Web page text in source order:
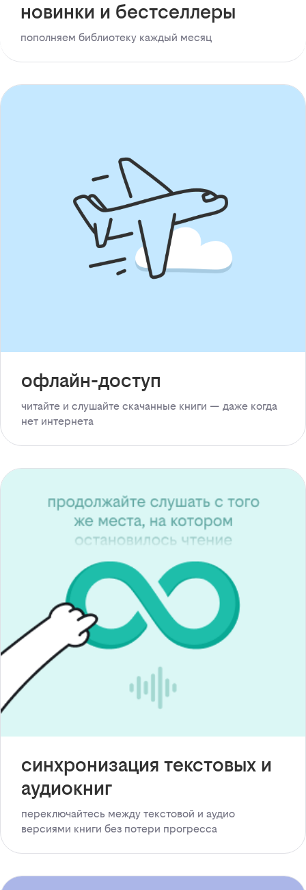
новинки и бестселлеры
пополняем библиотеку каждый месяц
офлайн-доступ
читайте и слушайте скачанные книги — даже когда
нет интернета
синхронизация текстовых и
аудиокниг
переключайтесь между текстовой и аудио
версиями книги без потери прогресса